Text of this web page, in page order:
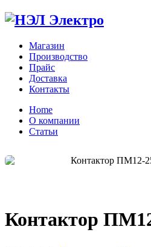
Магазин
Производство
Прайс
Доставка
Контакты
Home
О компании
Статьи
Контактор